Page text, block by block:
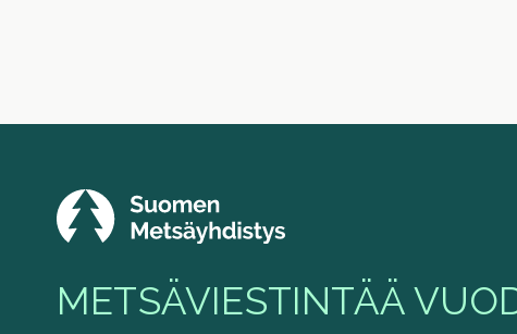
METSÄVIESTINTÄÄ